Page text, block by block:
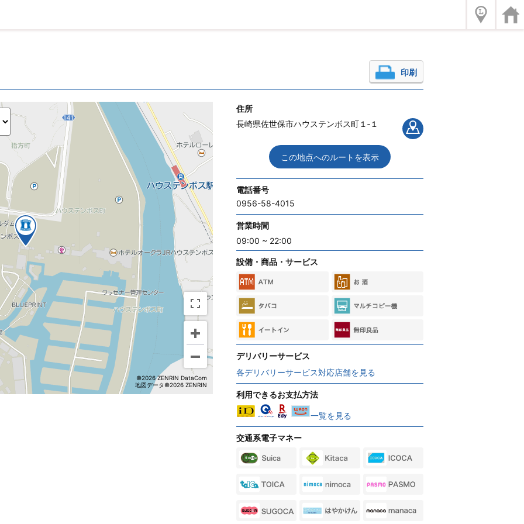
印刷
©2026 ZENRIN DataCom
地図データ©2026 ZENRIN
住所
長崎県佐世保市ハウステンボス町１‐１
この地点へのルートを表示
電話番号
0956-58-4015
営業時間
09:00 ~ 22:00
設備・商品・サービス
デリバリーサービス
各デリバリーサービス対応店舗を見る
利用できるお支払方法
一覧を見る
交通系電子マネー